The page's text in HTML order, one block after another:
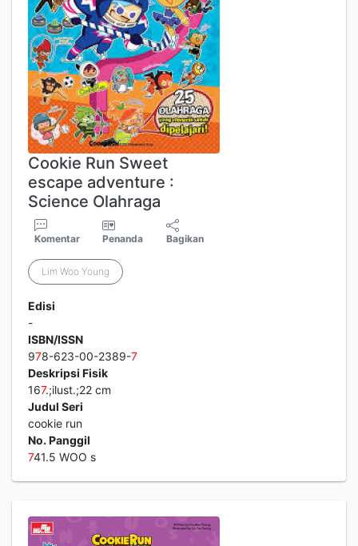
Cookie Run Sweet
escape adventure :
Science Olahraga
Komentar Penanda Bagikan
Lim Woo Young
Edisi
-
ISBN/ISSN
978-623-00-2389-7
Deskripsi Fisik
167.;ilust.;22 cm
Judul Seri
cookie run
No. Panggil
741.5 WOO s